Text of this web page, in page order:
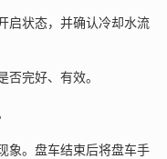
状态，并确认冷却水流
完好、有效。
。盘车结束后将盘车手